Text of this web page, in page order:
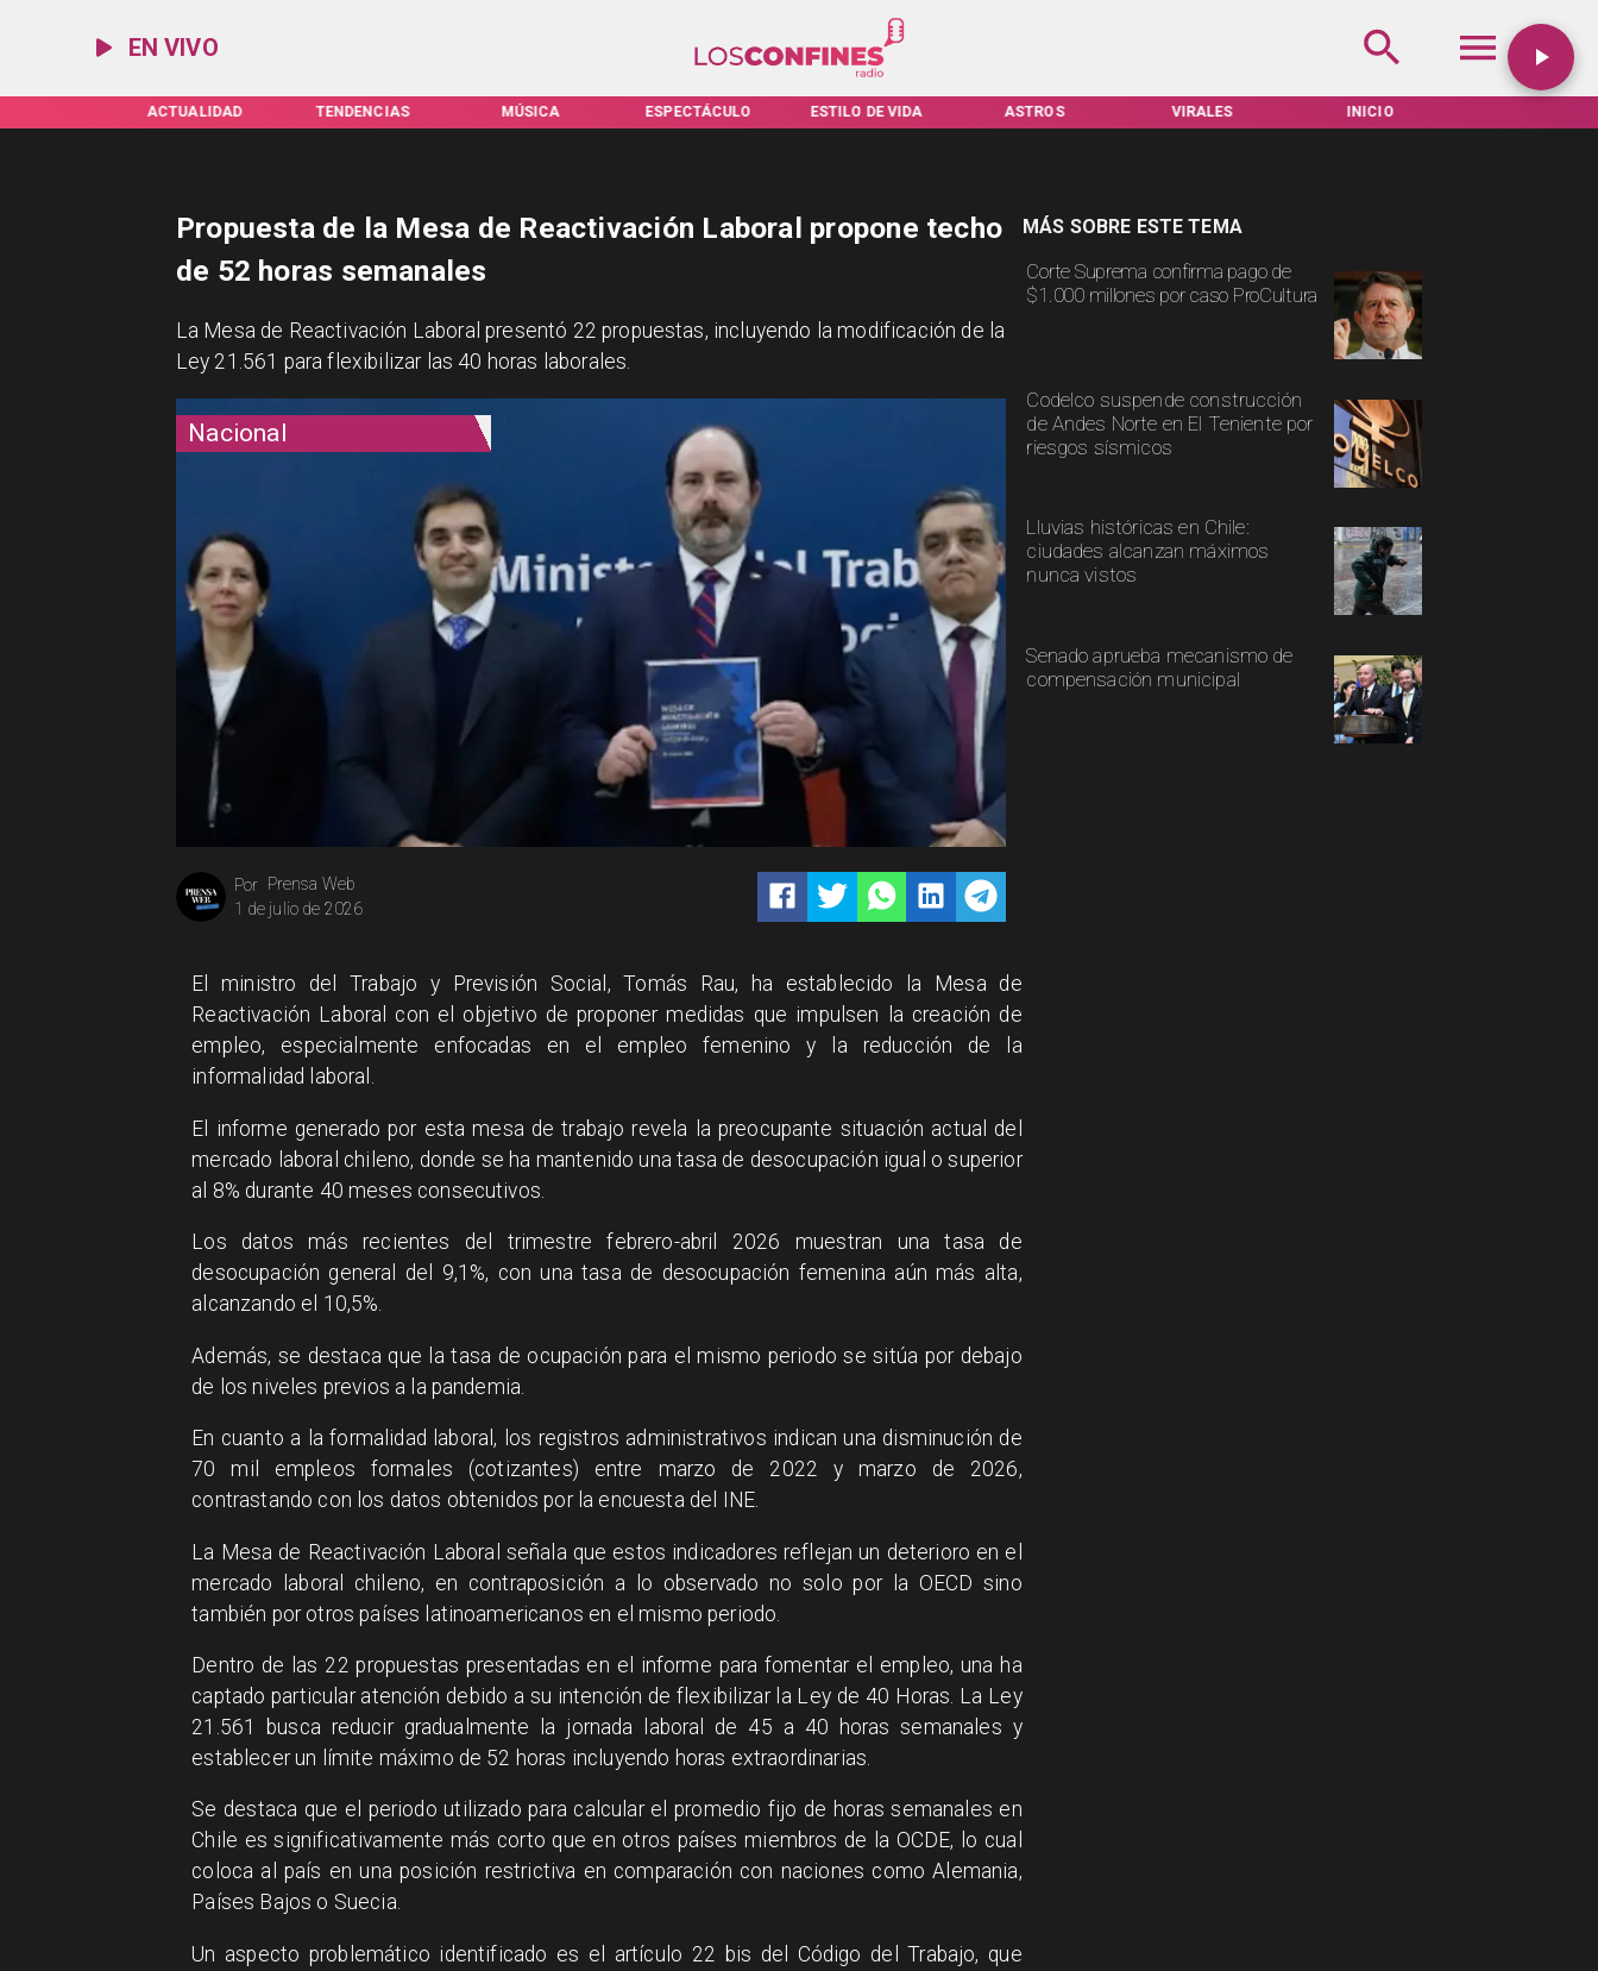
EN VIVO
ACTUALIDAD TENDENCIAS MÚSICA ESPECTÁCULO ESTILO DE VIDA ASTROS VIRALES INICIO
Nacional
Prensa Web
Por
1 de julio de 2026
Corte Suprema confirma pago de
$1.000 millones por caso ProCultura
Codelco suspende construcción
de Andes Norte en El Teniente por
riesgos sísmicos
Lluvias históricas en Chile:
ciudades alcanzan máximos
nunca vistos
Senado aprueba mecanismo de
compensación municipal
MÁS SOBRE ESTE TEMA
Propuesta de la Mesa de Reactivación Laboral propone techo
de 52 horas semanales
La Mesa de Reactivación Laboral presentó 22 propuestas, incluyendo la modificación de la
Ley 21.561 para flexibilizar las 40 horas laborales.
El ministro del Trabajo y Previsión Social, Tomás Rau, ha establecido la Mesa de
Reactivación Laboral con el objetivo de proponer medidas que impulsen la creación de
empleo, especialmente enfocadas en el empleo femenino y la reducción de la
informalidad laboral.
El informe generado por esta mesa de trabajo revela la preocupante situación actual del
mercado laboral chileno, donde se ha mantenido una tasa de desocupación igual o superior
al 8% durante 40 meses consecutivos.
Los datos más recientes del trimestre febrero-abril 2026 muestran una tasa de
desocupación general del 9,1%, con una tasa de desocupación femenina aún más alta,
alcanzando el 10,5%.
Además, se destaca que la tasa de ocupación para el mismo periodo se sitúa por debajo
de los niveles previos a la pandemia.
En cuanto a la formalidad laboral, los registros administrativos indican una disminución de
70 mil empleos formales (cotizantes) entre marzo de 2022 y marzo de 2026,
contrastando con los datos obtenidos por la encuesta del INE.
La Mesa de Reactivación Laboral señala que estos indicadores reflejan un deterioro en el
mercado laboral chileno, en contraposición a lo observado no solo por la OECD sino
también por otros países latinoamericanos en el mismo periodo.
Dentro de las 22 propuestas presentadas en el informe para fomentar el empleo, una ha
captado particular atención debido a su intención de flexibilizar la Ley de 40 Horas. La Ley
21.561 busca reducir gradualmente la jornada laboral de 45 a 40 horas semanales y
establecer un límite máximo de 52 horas incluyendo horas extraordinarias.
Se destaca que el periodo utilizado para calcular el promedio fijo de horas semanales en
Chile es significativamente más corto que en otros países miembros de la OCDE, lo cual
coloca al país en una posición restrictiva en comparación con naciones como Alemania,
Países Bajos o Suecia.
Un aspecto problemático identificado es el artículo 22 bis del Código del Trabajo, que